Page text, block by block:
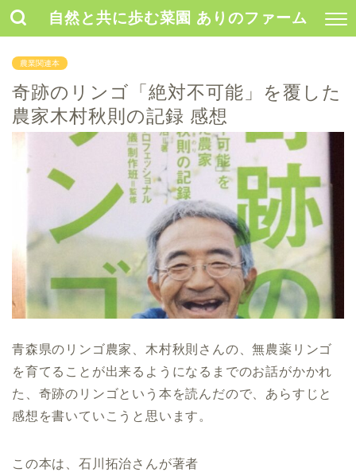
自然と共に歩む菜園 ありのファーム
農業関連本
奇跡のリンゴ「絶対不可能」を覆した
農家木村秋則の記録 感想
青森県のリンゴ農家、木村秋則さんの、無農薬リンゴ
を育てることが出来るようになるまでのお話がかかれ
た、奇跡のリンゴという本を読んだので、あらすじと
感想を書いていこうと思います。
この本は、石川拓治さんが著者